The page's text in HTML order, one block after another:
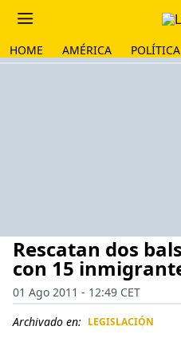
HOME AMÉRICA POLÍTICA
Rescatan dos
con 15
01 Ago 2011 - 12:49 CET
Archivado en: LEGISLACIÓN